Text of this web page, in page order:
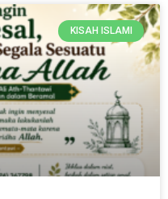
KISAH ISLAMI